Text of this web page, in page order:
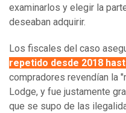
examinarlos y elegir la
deseaban adquirir.
Los fiscales del caso
repetido desde 2018
compradores revendían la
Lodge, y fue justamente
que se supo de las